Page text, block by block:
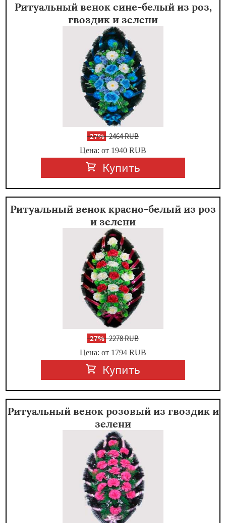
Ритуальный венок сине-белый из роз,
гвоздик и зелени
-27%2464 RUB
Цена: от 1940 RUB
Купить
Ритуальный венок красно-белый из роз
и зелени
-27%2278 RUB
Цена: от 1794 RUB
Купить
Ритуальный венок розовый из гвоздик и
зелени